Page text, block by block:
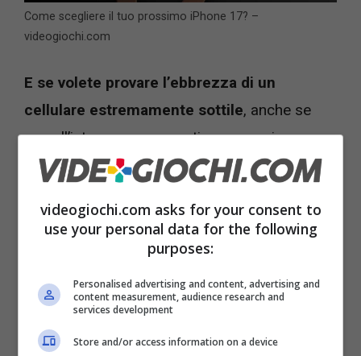
Come scegliere il tuo prossimo iPhone 17? –
videogiochi.com
E se volete provare l’ebbrezza di un
cellulare estremamente sottile, anche se
con all’interno componenti non proprio
all’ultimo grido, il modello iPhone 17 Air è
questo modello è la riduzione delle
fotocamere a una sola lente che però Apple
mancanti.
Se invece volete qualcosa che assomiglia
videogiochi.com asks for your consent to
use your personal data for the following
purposes:
Personalised advertising and content, advertising and
content measurement, audience research and
services development
Store and/or access information on a device